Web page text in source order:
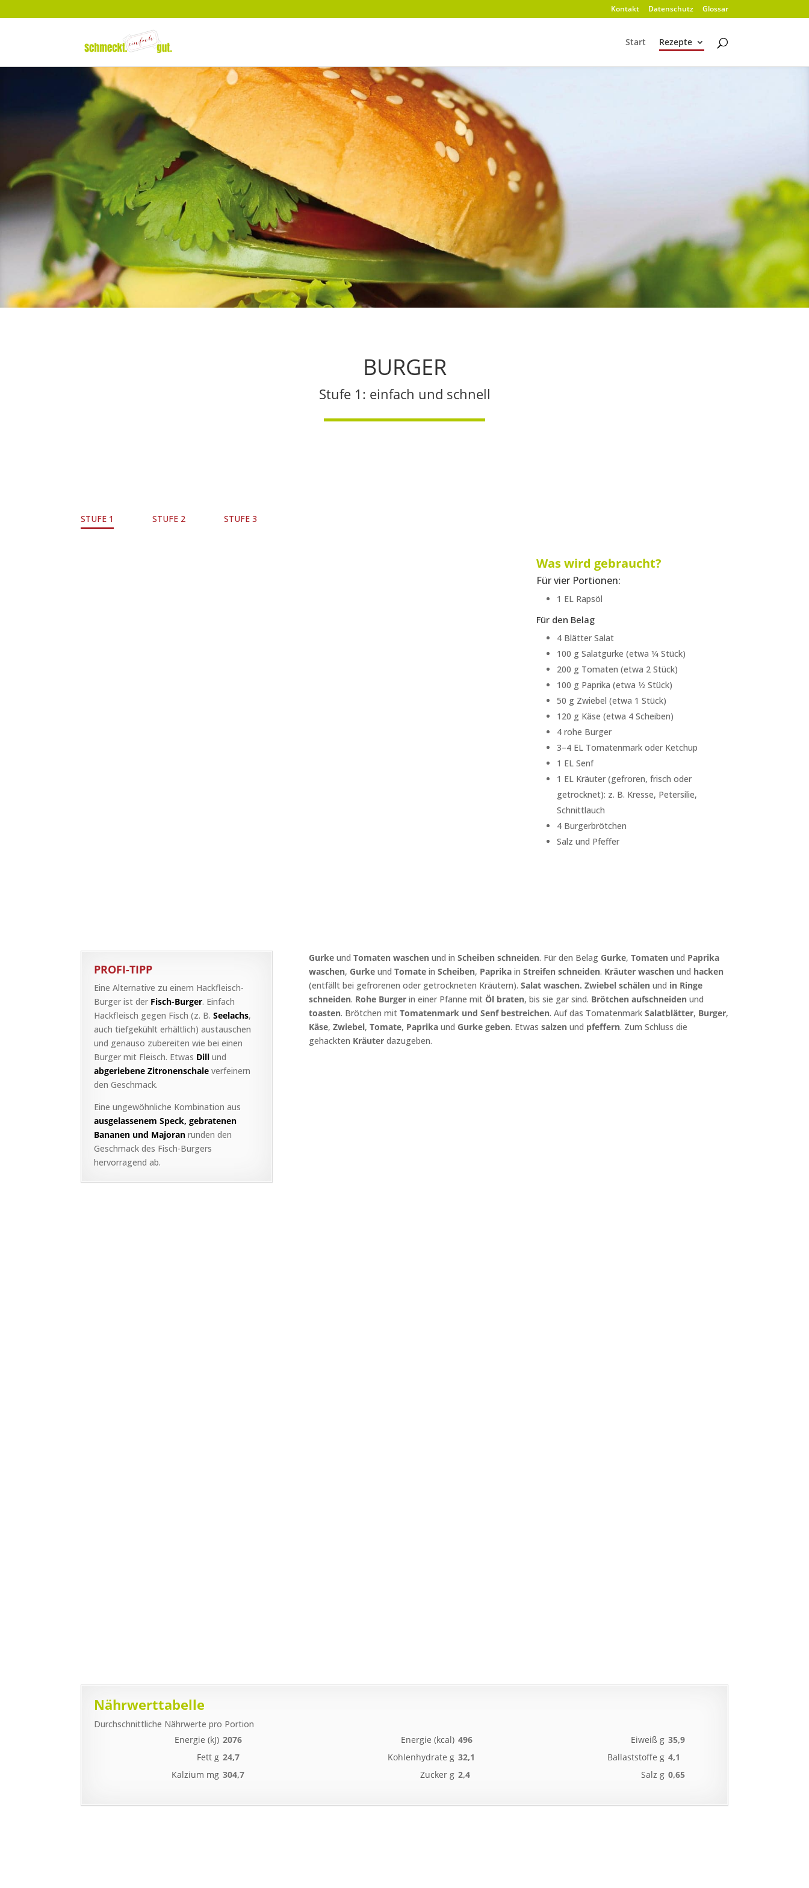
Kontakt Datenschutz Glossar
Start Rezepte
BURGER
Stufe 1: einfach und schnell
STUFE 1 STUFE 2 STUFE 3
Was wird gebraucht?
Für vier Portionen:
1 EL Rapsöl
Für den Belag
4 Blätter Salat
100 g Salatgurke (etwa 1⁄4 Stück)
200 g Tomaten (etwa 2 Stück)
100 g Paprika (etwa 1⁄2 Stück)
50 g Zwiebel (etwa 1 Stück)
120 g Käse (etwa 4 Scheiben)
4 rohe Burger
3–4 EL Tomatenmark oder Ketchup
1 EL Senf
1 EL Kräuter (gefroren, frisch oder
getrocknet): z. B. Kresse, Petersilie,
Schnittlauch
4 Burgerbrötchen
Salz und Pfeffer
PROFI-TIPP
Eine Alternative zu einem Hackfleisch-
Burger ist der Fisch-Burger. Einfach
Hackfleisch gegen Fisch (z. B.Seelachs,
auch tiefgekühlt erhältlich) austauschen
und genauso zubereiten wie bei einen
Burger mit Fleisch. Etwas Dill und
abgeriebene Zitronenschale verfeinern
den Geschmack.
Eine ungewöhnliche Kombination aus
ausgelassenem Speck, gebratenen
Bananen und Majoran runden den
Geschmack des Fisch-Burgers
hervorragend ab.
Gurkeund Tomaten waschenund in Scheiben schneiden. Für den Belag Gurke, Tomatenund Paprika
waschen, Gurkeund Tomatein Scheiben, Paprikain Streifen schneiden. Kräuter waschenund hacken
(entfällt bei gefrorenen oder getrockneten Kräutern). Salat waschen. Zwiebel schälen und in Ringe
schneiden. Rohe Burgerin einer Pfanne mit Öl braten, bis sie gar sind. Brötchen aufschneidenund
toasten. Brötchen mit Tomatenmark und Senf bestreichen. Auf das Tomatenmark Salatblätter, Burger,
Käse, Zwiebel, Tomate, Paprikaund Gurke ge­ben. Etwas salzenund pfeffern. Zum Schluss die
gehackten Kräuterdazugeben.
Nährwerttabelle
Durchschnittliche Nährwerte pro Portion
Energie (kJ) 2076
Fett g 24,7
Kalzium mg 304,7
Energie (kcal) 496
Kohlenhydrate g 32,1
Zucker g 2,4
Eiweiß g 35,9
Ballaststoffe g 4,1
Salz g 0,65